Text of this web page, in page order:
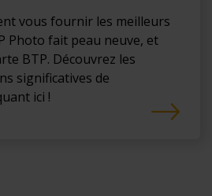
vous fournir les meilleurs
Photo fait peau neuve, et
BTP. Découvrez les
significatives de
ici !